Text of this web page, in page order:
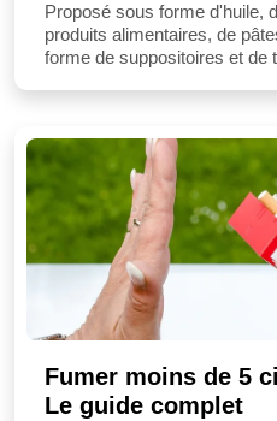
Proposé sous forme d'huile,
produits alimentaires, de
forme de suppositoires et de
Fumer moins de 5
Le guide complet